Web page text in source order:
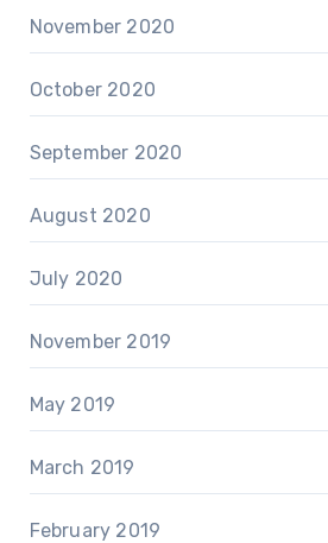
November 2020
October 2020
September 2020
August 2020
July 2020
November 2019
May 2019
March 2019
February 2019